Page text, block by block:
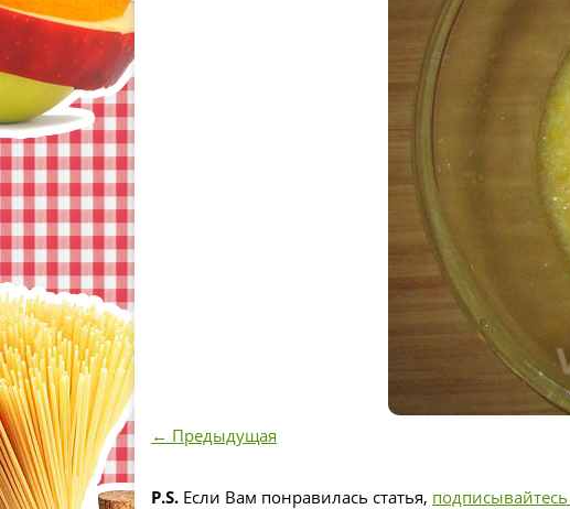
← Предыдущая
P.S. Если Вам понравилась статья,